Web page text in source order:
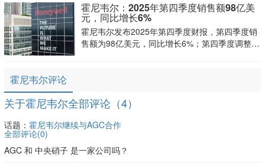
霍尼韦尔：2025年第四季度销售额98亿美
元，同比增长6%
霍尼韦尔发布2025年第四季度财报，第四季度销
售额为98亿美元，同比增长6%；第四季度调整后
霍尼韦尔评论
关于霍尼韦尔全部评论（4）
话题： 霍尼韦尔继续与AGC合作
全部评论(0)
AGC 和 中央硝子 是一家公司吗？